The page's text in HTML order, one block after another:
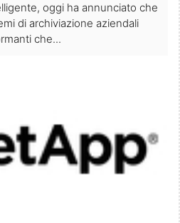
oggi ha annunciato che
di archiviazione aziendali
che...